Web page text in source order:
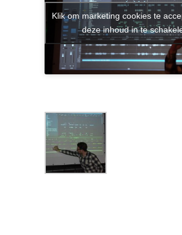
Klik om marketing cookies te
deze inhoud in te